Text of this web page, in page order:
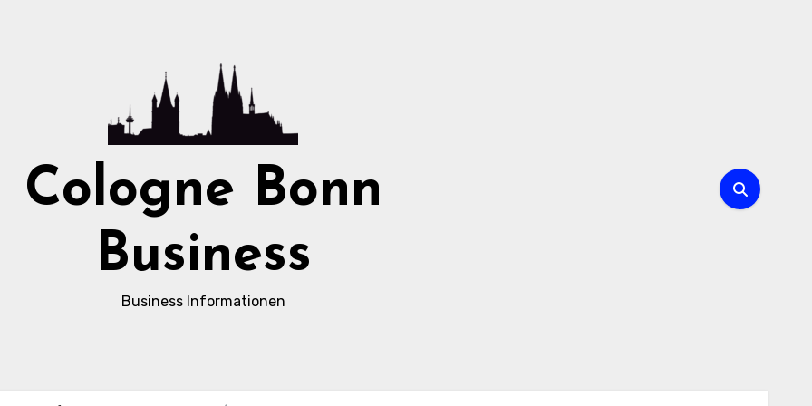
Cologne Bonn
Business
Business Informationen